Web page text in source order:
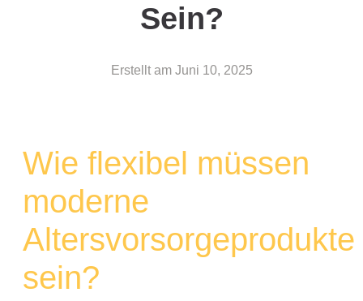
Sein?
Erstellt am Juni 10, 2025
Wie flexibel müssen
moderne
Altersvorsorgeprodukte
sein?